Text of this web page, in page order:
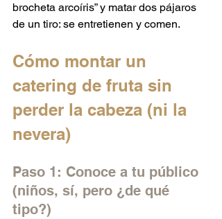
brocheta arcoíris” y matar dos pájaros
de un tiro: se entretienen y comen.
Cómo montar un
catering de fruta sin
perder la cabeza (ni la
nevera)
Paso 1: Conoce a tu público
(niños, sí, pero ¿de qué
tipo?)